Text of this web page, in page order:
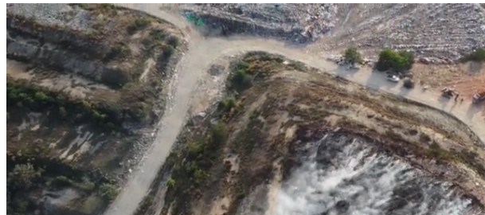
Fotos
PNGs
PSDs
SVGs
Vorlagen
Vektoren
Videos
Motion Graphics
Redaktionelle Bilder
Redaktionelle Ereignisse